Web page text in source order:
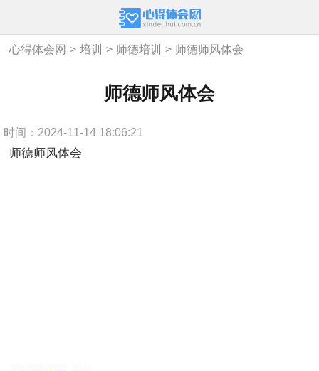
心得体会网 > 培训 > 师德培训 > 师德师风体会
师德师风体会
时间：2024-11-14 18:06:21
师德师风体会